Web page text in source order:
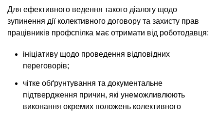
Для ефективного ведення такого діалогу щодо
зупинення дії колективного договору та захисту прав
працівників профспілка має отримати від роботодавця:
ініціативу щодо проведення відповідних
переговорів;
чітке обґрунтування та документальне
підтвердження причин, які унеможливлюють
виконання окремих положень колективного